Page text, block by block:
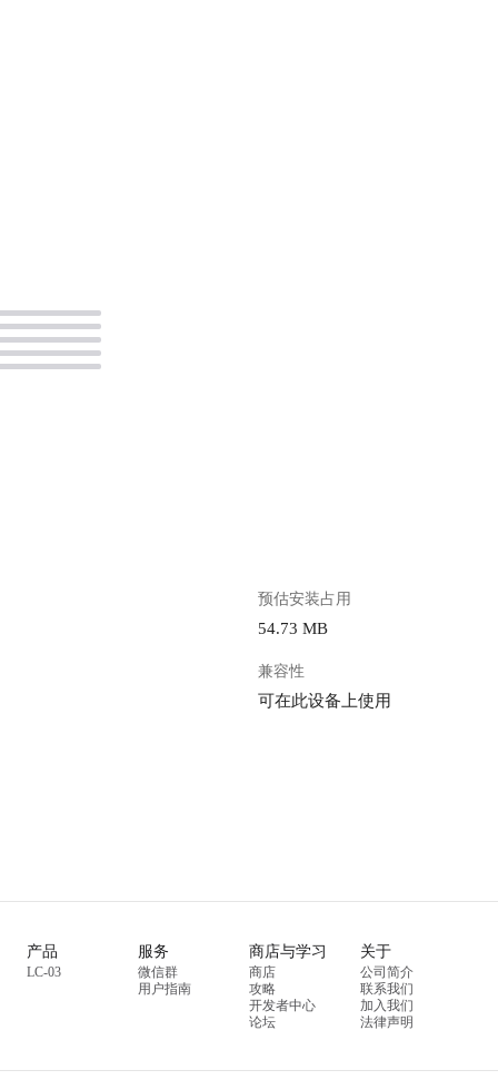
预估安装占用
54.73 MB
兼容性
可在此设备上使用
产品
LC-03
服务
微信群
用户指南
商店与学习
商店
攻略
开发者中心
论坛
关于
公司简介
联系我们
加入我们
法律声明